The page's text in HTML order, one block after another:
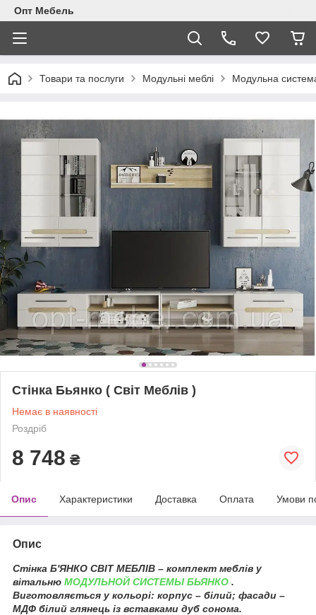
Опт Мебель
Товари та послуги Модульні меблі Модульна
Стінка Бьянко ( Світ Меблів )
Немає в наявності
Роздріб
8 748 ₴
Опис Характеристики Доставка Оплата Умови
Опис
Стінка Б'ЯНКО СВІТ МЕБЛІВ – комплект меблів у
вітальню МОДУЛЬНОЙ СИСТЕМЫ БЬЯНКО .
Виготовляється у кольорі: корпус – білий; фасади –
МДФ білий глянець із вставками дуб сонома.